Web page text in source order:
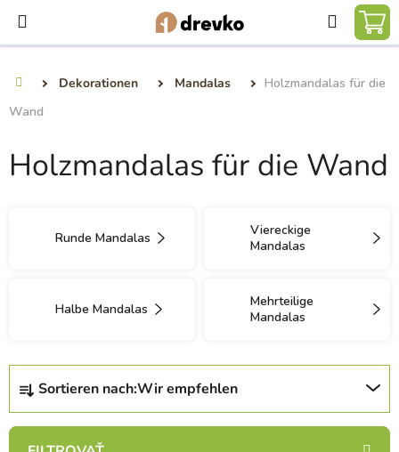
Inhalt
springen
Suchen
Dekorationen Mandalas
Holzmandalas für die
Wand
Holzmandalas für die Wand
Runde Mandalas
Viereckige
Mandalas
Halbe Mandalas
Mehrteilige
Mandalas
P
o
Sortieren nach:Wir empfehlen